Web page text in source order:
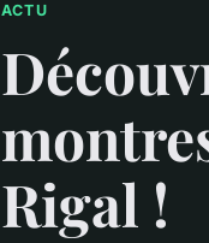
ACTU
Rigal !